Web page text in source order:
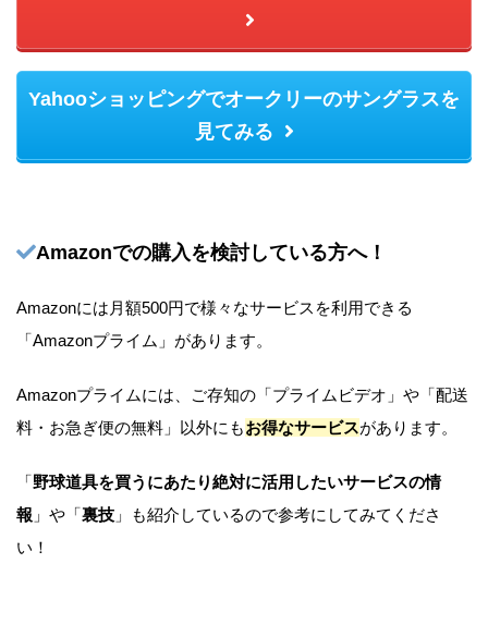
Yahooショッピングでオークリーのサングラスを
見てみる
Amazonでの購入を検討している方へ！
Amazonには月額500円で様々なサービスを利用できる
「Amazonプライム」があります。
Amazonプライムには、ご存知の「プライムビデオ」や「配送
料・お急ぎ便の無料」以外にもお得なサービスがあります。
「野球道具を買うにあたり絶対に活用したいサービスの情
報 」や「裏技 」も紹介しているので参考にしてみてくださ
い！